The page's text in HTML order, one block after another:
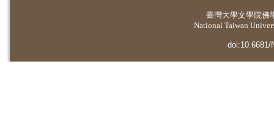
臺灣大學文學院佛
National Taiwan
doi:10.6681/